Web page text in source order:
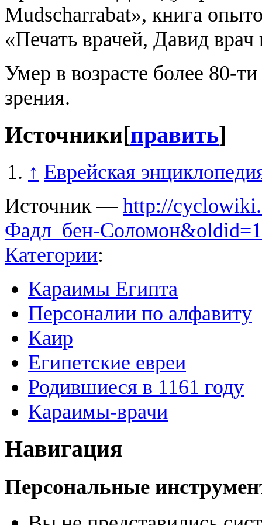
Mudscharrabat», книга
«Печать врачей, Давид
Умер в возрасте более 80-
зрения.
Источники[править]
↑ Еврейская
Источник — http://
Фадл_бен-
Категории:
Караимы Египта
Персоналии по алфавиту
Каир
Египетские евреи
Родившиеся в 1161 году
Караимы-врачи
Навигация
Персональные